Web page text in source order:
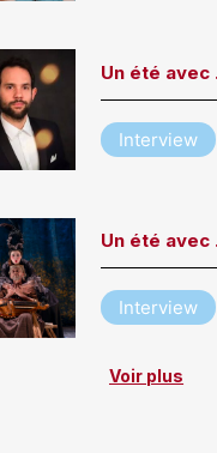
Un été
Interview
Un été avec
Interview
Voir plus